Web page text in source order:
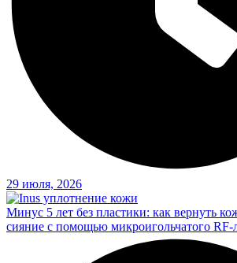
29 июля, 2026
Минус 5 лет без пластики: как вернуть
сияние с помощью микроигольчатого RF-